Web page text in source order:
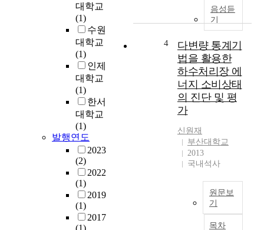
대학교
(1)
수원
대학교
(1)
인제
대학교
(1)
한서
대학교
(1)
발행연도
2023
(2)
2022
(1)
2019
(1)
2017
음성듣
기
으
자
4
다변량 통계기
법을 활용한
하수처리장 에
너지 소비상태
의 진단 및 평
가
신원재
부산대학교
2013
국내석사
원문보
기
목차